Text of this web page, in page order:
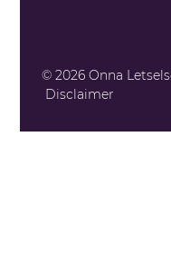
© 2026 Onna
Disclaimer